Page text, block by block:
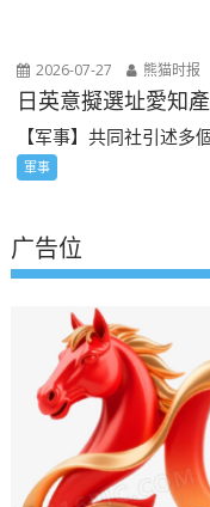
2026-07-27 熊猫时报
日英意擬選址愛知
【军事】共同社引述多
軍事
广告位